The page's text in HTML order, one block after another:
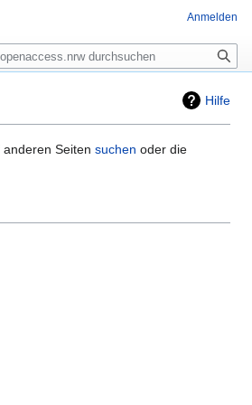
Hilfe
Seiten suchen oder die
Anmelden
Suche